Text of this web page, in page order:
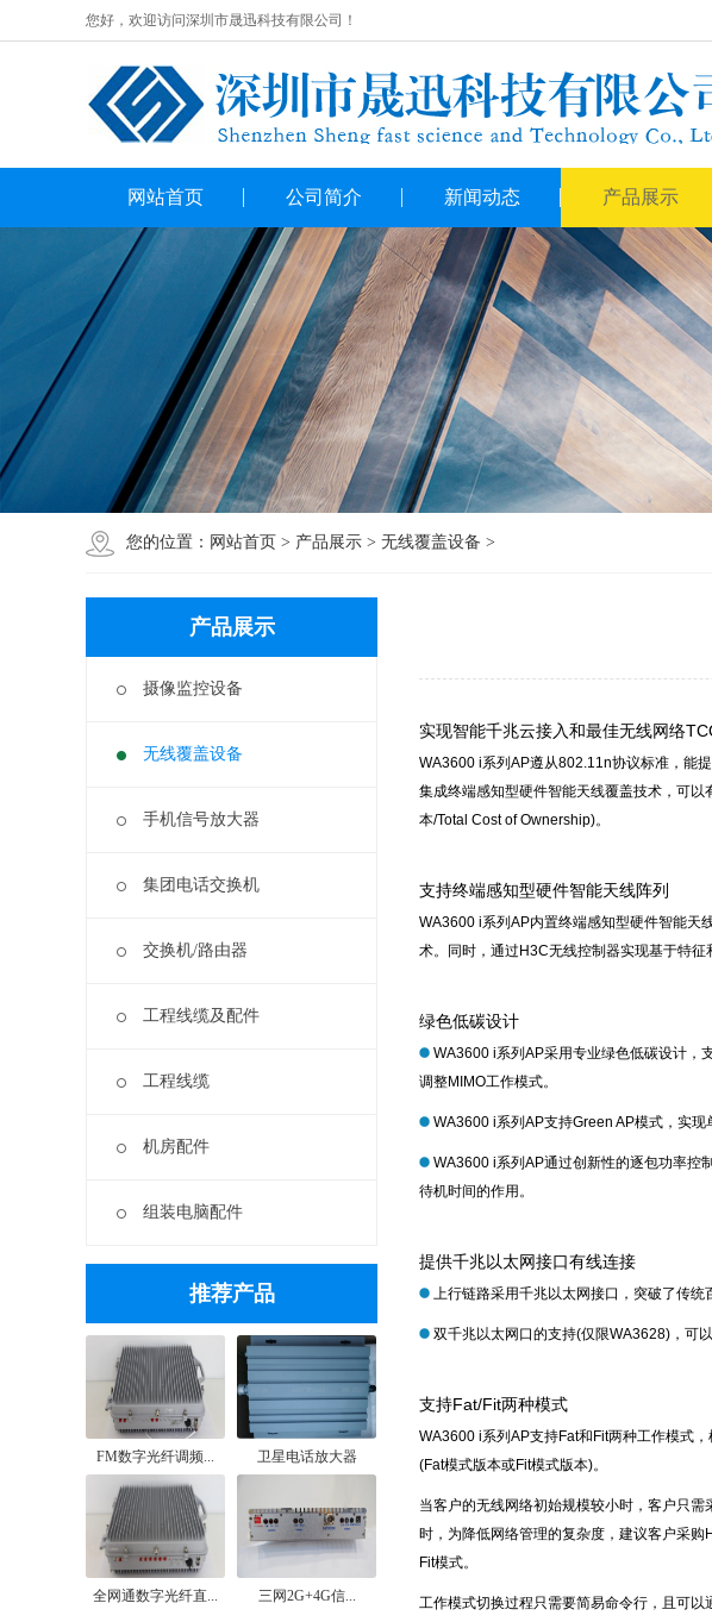
您好，欢迎访问深圳市晟迅科技有限公司！
网站首页 公司简介 新闻动态 产品展示
您的位置： 网站首页 > 产品展示 > 无线覆盖设备 >
产品展示
摄像监控设备
无线覆盖设备
手机信号放大器
集团电话交换机
交换机/路由器
工程线缆及配件
工程线缆
机房配件
组装电脑配件
推荐产品
FM数字光纤调频... 卫星电话放大器
全网通数字光纤直... 三网2G+4G信...
实现智能千兆云接入和最佳无线网络
WA3600 i系列AP遵从802.11n协议标准，能
集成终端感知型硬件智能天线覆盖技术，可
本/Total Cost of Ownership)。
支持终端感知型硬件智能天线阵列
WA3600 i系列AP内置终端感知型硬件智能天
术。同时，通过H3C无线控制器实现基于特
绿色低碳设计
WA3600 i系列AP采用专业绿色低碳设计，
调整MIMO工作模式。
WA3600 i系列AP支持Green AP模式，实现
WA3600 i系列AP通过创新性的逐包功率控
待机时间的作用。
提供千兆以太网接口有线连接
上行链路采用千兆以太网接口，突破了传统
双千兆以太网口的支持(仅限WA3628)，可
支持Fat/Fit两种模式
WA3600 i系列AP支持Fat和Fit两种工作模式
(Fat模式版本或Fit模式版本)。
当客户的无线网络初始规模较小时，客户只
时，为降低网络管理的复杂度，建议客户采
Fit模式。
工作模式切换过程只需要简易命令行，且可